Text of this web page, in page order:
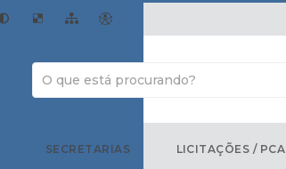
SECRETARIAS LICITAÇÕES / PCA